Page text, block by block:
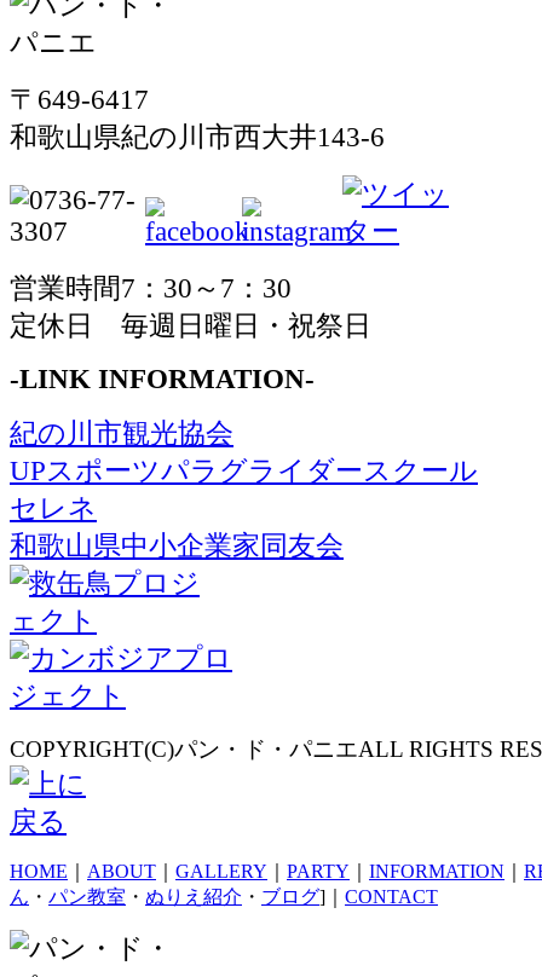
〒649-6417
和歌山県紀の川市西大井143-6
営業時間7：30～7：30
定休日 毎週日曜日・祝祭日
-LINK INFORMATION-
紀の川市観光協会
UPスポーツパラグライダースクール
セレネ
和歌山県中小企業家同友会
COPYRIGHT(C)パン・ド・パニエALL RIGHTS
HOME ABOUT GALLERY PARTY INFORMATION
ん ・ パン教室 ・ ぬりえ紹介 ・ ブログ]｜ CONTACT